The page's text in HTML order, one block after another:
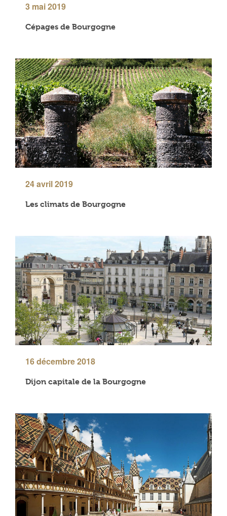
3 mai 2019
Cépages de Bourgogne
24 avril 2019
Les climats de Bourgogne
16 décembre 2018
Dijon capitale de la Bourgogne